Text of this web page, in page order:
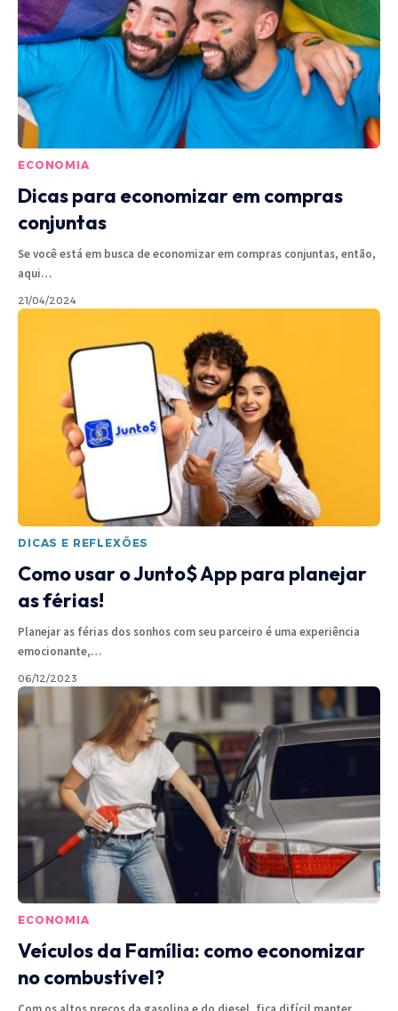
ECONOMIA
Dicas para economizar em compras
conjuntas
Se você está em busca de economizar em compras conjuntas, então,
aqui…
21/04/2024
DICAS E REFLEXÕES
Como usar o Junto$ App para planejar
as férias!
Planejar as férias dos sonhos com seu parceiro é uma experiência
emocionante,…
06/12/2023
ECONOMIA
Veículos da Família: como economizar
no combustível?